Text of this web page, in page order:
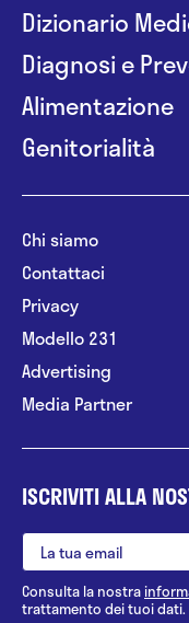
Dizionario
Diagnosi e
Alimentazione
Genitorialità
Chi siamo
Contattaci
Privacy
Modello 231
Advertising
Media Partner
ISCRIVITI ALLA
Consulta la nostra
trattamento dei tuoi dati.